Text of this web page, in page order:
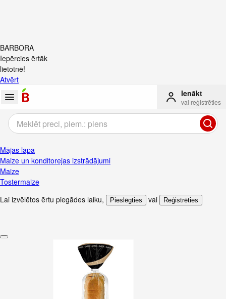
BARBORA
Iepērcies ērtāk
lietotnē!
Atvērt
Ienākt
vai reģistrēties
Mājas lapa
Maize un konditorejas izstrādājumi
Maize
Tostermaize
Lai izvēlētos ērtu piegādes laiku, Pieslēgties vai Reģistrēties